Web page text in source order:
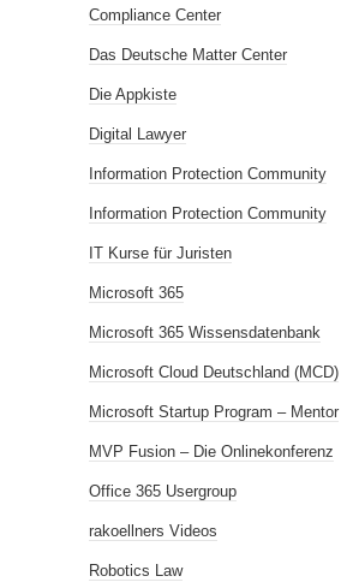
Compliance Center
Das Deutsche Matter Center
Die Appkiste
Digital Lawyer
Information Protection Community
Information Protection Community
IT Kurse für Juristen
Microsoft 365
Microsoft 365 Wissensdatenbank
Microsoft Cloud Deutschland (MCD)
Microsoft Startup Program – Mentor
MVP Fusion – Die Onlinekonferenz
Office 365 Usergroup
rakoellners Videos
Robotics Law